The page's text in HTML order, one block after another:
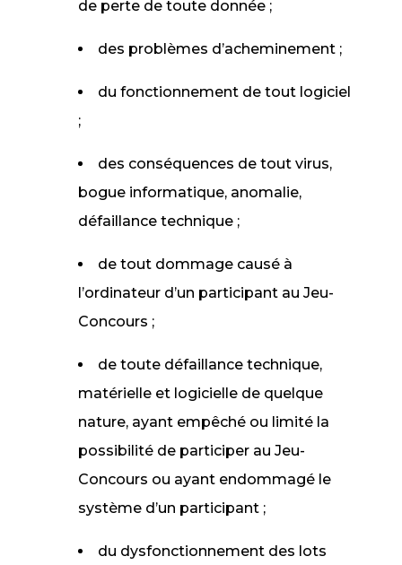
de perte de toute donnée ;
des problèmes d’acheminement ;
du fonctionnement de tout logiciel
;
des conséquences de tout virus,
bogue informatique, anomalie,
défaillance technique ;
de tout dommage causé à
l’ordinateur d’un participant au Jeu-
Concours ;
de toute défaillance technique,
matérielle et logicielle de quelque
nature, ayant empêché ou limité la
possibilité de participer au Jeu-
Concours ou ayant endommagé le
système d’un participant ;
du dysfonctionnement des lots